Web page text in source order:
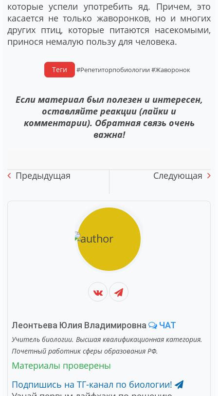
которые успели употребить яд. Причем, это
касается не только жаворонков, но и многих
других птиц, которые питаются насекомыми,
принося немалую пользу для человека.
Теги #Репетиторпобиологии#Жаворонок
Если материал был полезен и интересен,
оставляйте реакции (лайки и
комментарии). Обратная связь очень
важна!
Предыдущая Следующая
Леонтьева Юлия Владимировна ЧАТ
Учитель биологии. Высшая квалификационная категория.
Почетный работник сферы образования РФ.
Материалы проверены
Подпишись на ТГ-канал по биологии!